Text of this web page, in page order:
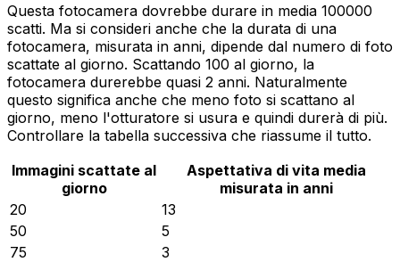
Questa fotocamera dovrebbe durare in media 100000
scatti. Ma si consideri anche che la durata di una
fotocamera, misurata in anni, dipende dal numero di foto
scattate al giorno. Scattando 100 al giorno, la
fotocamera durerebbe quasi 2 anni. Naturalmente
questo significa anche che meno foto si scattano al
giorno, meno l'otturatore si usura e quindi durerà di più.
Controllare la tabella successiva che riassume il tutto.
Immagini scattate al
giorno
Aspettativa di vita media
misurata in anni
20
13
50
5
75
3